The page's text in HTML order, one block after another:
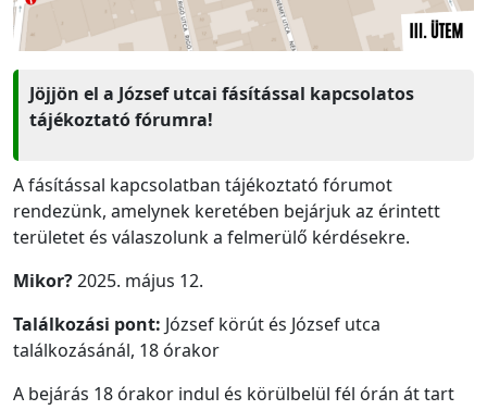
Jöjjön el a József utcai fásítással kapcsolatos
tájékoztató fórumra!
A fásítással kapcsolatban tájékoztató fórumot
rendezünk, amelynek keretében bejárjuk az érintett
területet és válaszolunk a felmerülő kérdésekre.
Mikor?2025. május 12.
Találkozási pont: József körút és József utca
találkozásánál, 18 órakor
A bejárás 18 órakor indul és körülbelül fél órán át tart